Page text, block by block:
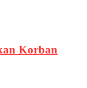
Korban